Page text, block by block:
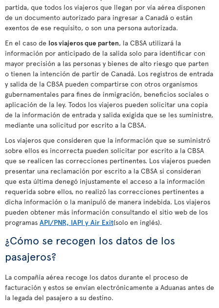
partida, que todos los viajeros que llegan por vía aérea disponen
de un documento autorizado para ingresar a Canadá o están
exentos de ese requisito, o son una persona autorizada.
En el caso de los viajeros que parten, la CBSA utilizará la
información por anticipado de la salida solo para identificar con
mayor precisión a las personas y bienes de alto riesgo que parten
o tienen la intención de partir de Canadá. Los registros de entrada
y salida de la CBSA pueden compartirse con otros organismos
gubernamentales para fines de inmigración, beneficios sociales o
aplicación de la ley. Todos los viajeros pueden solicitar una copia
de la información de entrada y salida exigida que se les suministre,
mediante una solicitud por escrito a la CBSA.
Los viajeros que consideren que la información que se suministró
sobre ellos es incorrecta pueden solicitar por escrito a la CBSA
que se realicen las correcciones pertinentes. Los viajeros pueden
presentar una reclamación por escrito a la CBSA si consideran
que esta última denegó injustamente el acceso a la información
requerida sobre ellos, no realizó las correcciones pertinentes a
dicha información o la manipuló de manera indebida. Los viajeros
pueden obtener más información consultando el sitio web de los
programas API/PNR, IAPI y Air Exit(solo en inglés).
¿Cómo se recogen los datos de los
pasajeros?
La compañía aérea recoge los datos durante el proceso de
facturación y estos se envían electrónicamente a Aduanas antes de
la legada del pasajero a su destino.